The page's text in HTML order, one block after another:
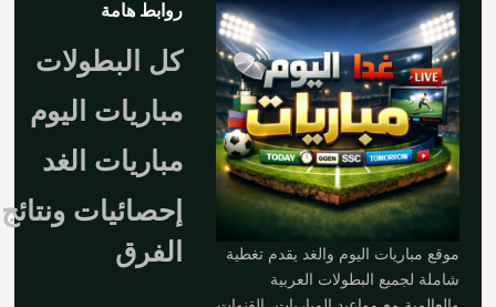
موقع مباريات اليوم والغد يقدم تغطية
شاملة لجميع البطولات العربية
روابط هامة
كل البطولات
مباريات اليوم
مباريات الغد
إحصائيات ونتائج
الفرق